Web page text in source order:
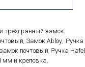
трехгранный замок.
Замок Abloy, Ручка
почтовый, Ручка
мм и креповка.